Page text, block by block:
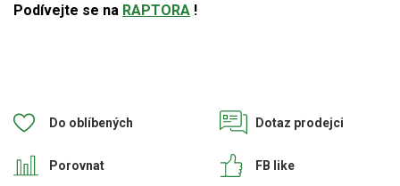
Podívejte se na RAPTORA !
Do oblíbených
Porovnat
Dotaz prodejci
FB like